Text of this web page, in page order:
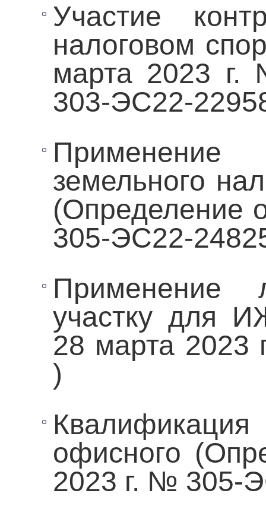
Участие
налоговом
марта 2023
303-ЭС22-
Применение
земельного
(Определение
305-ЭС22-
Применение
участку для
28 марта
)
офисного
2023 г. № 305-